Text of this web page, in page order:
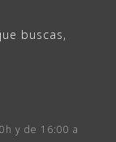
buscas,
y de 16:00 a